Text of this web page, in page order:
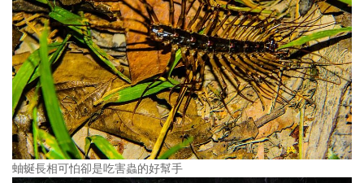
蚰蜒長相可怕卻是吃害蟲的好幫手